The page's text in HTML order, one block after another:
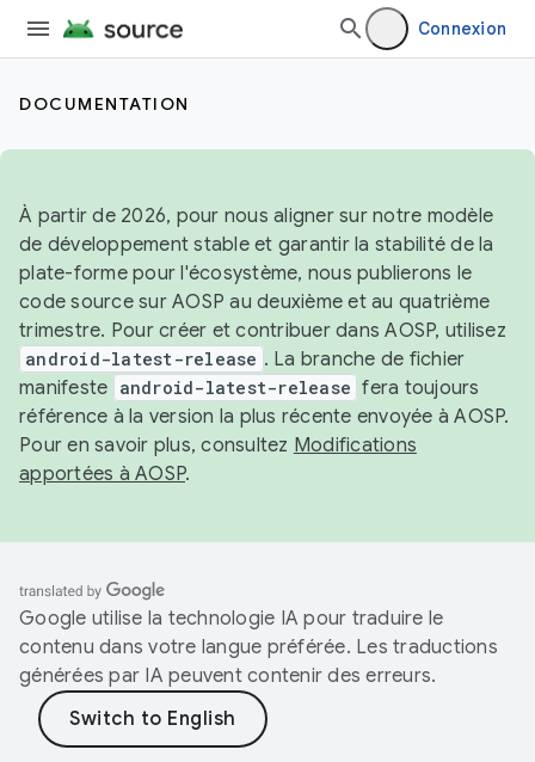
Connexion
DOCUMENTATION
À partir de 2026, pour nous aligner sur notre modèle
de développement stable et garantir la stabilité de la
plate-forme pour l'écosystème, nous publierons le
code source sur AOSP au deuxième et au quatrième
trimestre. Pour créer et contribuer dans AOSP, utilisez
android-latest-release . La branche de fichier
manifeste android-latest-release fera toujours
référence à la version la plus récente envoyée à AOSP.
Pour en savoir plus, consultez Modifications
apportées à AOSP.
Google utilise la technologie IA pour traduire le
contenu dans votre langue préférée. Les traductions
générées par IA peuvent contenir des erreurs.